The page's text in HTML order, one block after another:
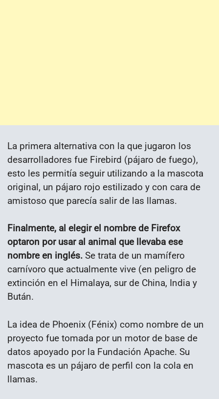
La primera alternativa con la que jugaron los
desarrolladores fue Firebird (pájaro de fuego),
esto les permitía seguir utilizando a la mascota
original, un pájaro rojo estilizado y con cara de
amistoso que parecía salir de las llamas.
Finalmente, al elegir el nombre de Firefox
optaron por usar al animal que llevaba ese
nombre en inglés. Se trata de un mamífero
carnívoro que actualmente vive (en peligro de
extinción en el Himalaya, sur de China, India y
Bután.
La idea de Phoenix (Fénix) como nombre de un
proyecto fue tomada por un motor de base de
datos apoyado por la Fundación Apache. Su
mascota es un pájaro de perfil con la cola en
llamas.